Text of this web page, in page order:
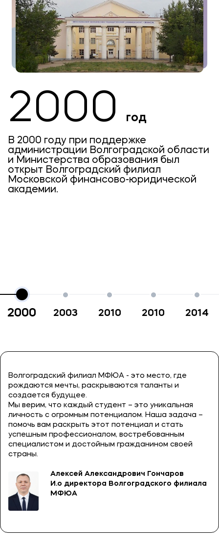
2000 год
В 2000 году при поддержке
администрации Волгоградской области
и Министерства образования был
открыт Волгоградский филиал
Московской финансово-юридической
академии.
2000 2003 2010 2010 2014
Волгоградский филиал МФЮА - это место, где
рождаются мечты, раскрываются таланты и
создается будущее.
Мы верим, что каждый студент – это уникальная
личность с огромным потенциалом. Наша задача –
помочь вам раскрыть этот потенциал и стать
успешным профессионалом, востребованным
специалистом и достойным гражданином своей
страны.
Алексей Александрович Гончаров
И.о директора Волгоградского филиала
МФЮА